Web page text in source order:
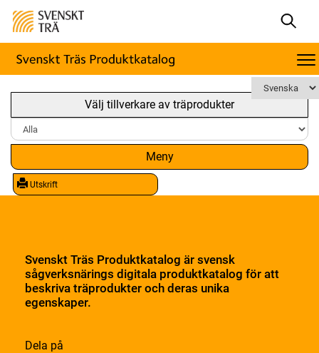
Välj tillverkare av träprodukter
Meny
Utskrift
Svenskt Träs Produktkatalog är svensk
sågverksnärings digitala produktkatalog för att
beskriva träprodukter och deras unika
egenskaper.
Dela på